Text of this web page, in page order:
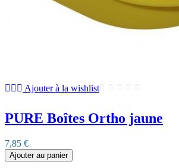
Ajouter à la wishlist
PURE Boîtes Ortho jaune
7,85 €
Ajouter au panier